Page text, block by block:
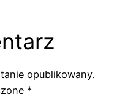
opublikowany.
*